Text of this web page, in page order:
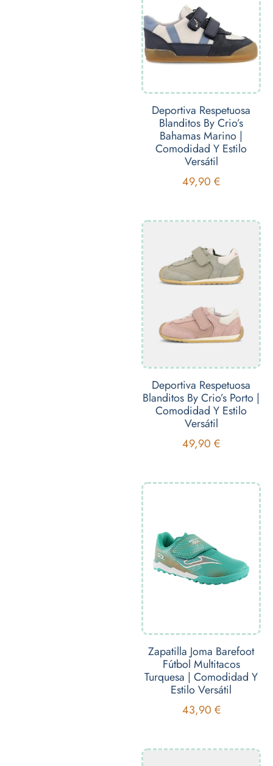
Deportiva Respetuosa
Blanditos By Crio’s
Bahamas Marino |
Comodidad Y Estilo
Versátil
49,90€
Deportiva Respetuosa
Blanditos By Crio’s Porto |
Comodidad Y Estilo
Versátil
49,90€
Zapatilla Joma Barefoot
Fútbol Multitacos
Turquesa | Comodidad Y
Estilo Versátil
43,90 €